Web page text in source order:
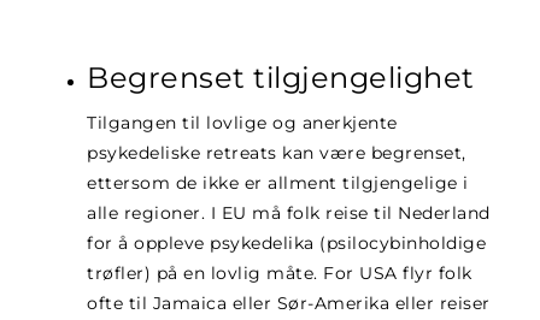
Begrenset tilgjengelighet
Tilgangen til lovlige og anerkjente
psykedeliske retreats kan være begrenset,
ettersom de ikke er allment tilgjengelige i
alle regioner. I EU må folk reise til Nederland
for å oppleve psykedelika (psilocybinholdige
trøfler) på en lovlig måte. For USA flyr folk
ofte til Jamaica eller Sør-Amerika eller reiser